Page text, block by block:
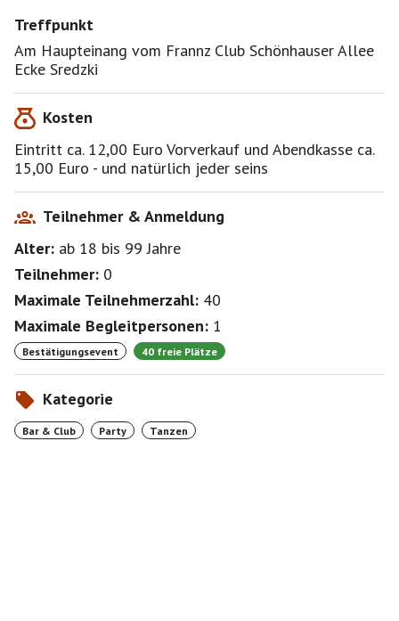
2. Floor: 80er & Rock
SPECIALS:
• Speed-Dating im Salon (Anmeldung ab 22 Uhr)
• Tanzkurs: 23 Uhr auf dem 2. Floor
• Flirtbotschaften senden
Mehr Informationen auch auf der Homepage vom
Frannz... Tickets - am besten vorher online kaufen
Tickets im Vorverkauf: (
sucht-fahrrad-10141247264)
Fragen schickt eine PN es ist sicherlich cool...
Treffpunkt
Am Haupteinang vom Frannz Club Schönhauser Allee
Ecke Sredzki
Kosten
Eintritt ca. 12,00 Euro Vorverkauf und Abendkasse ca.
15,00 Euro - und natürlich jeder seins
Teilnehmer & Anmeldung
Alter: ab 18 bis 99Jahre
Teilnehmer: 0
Maximale Teilnehmerzahl: 40
Maximale Begleitpersonen: 1
Bestätigungsevent 40 freie Plätze
Kategorie
Bar & Club Party Tanzen